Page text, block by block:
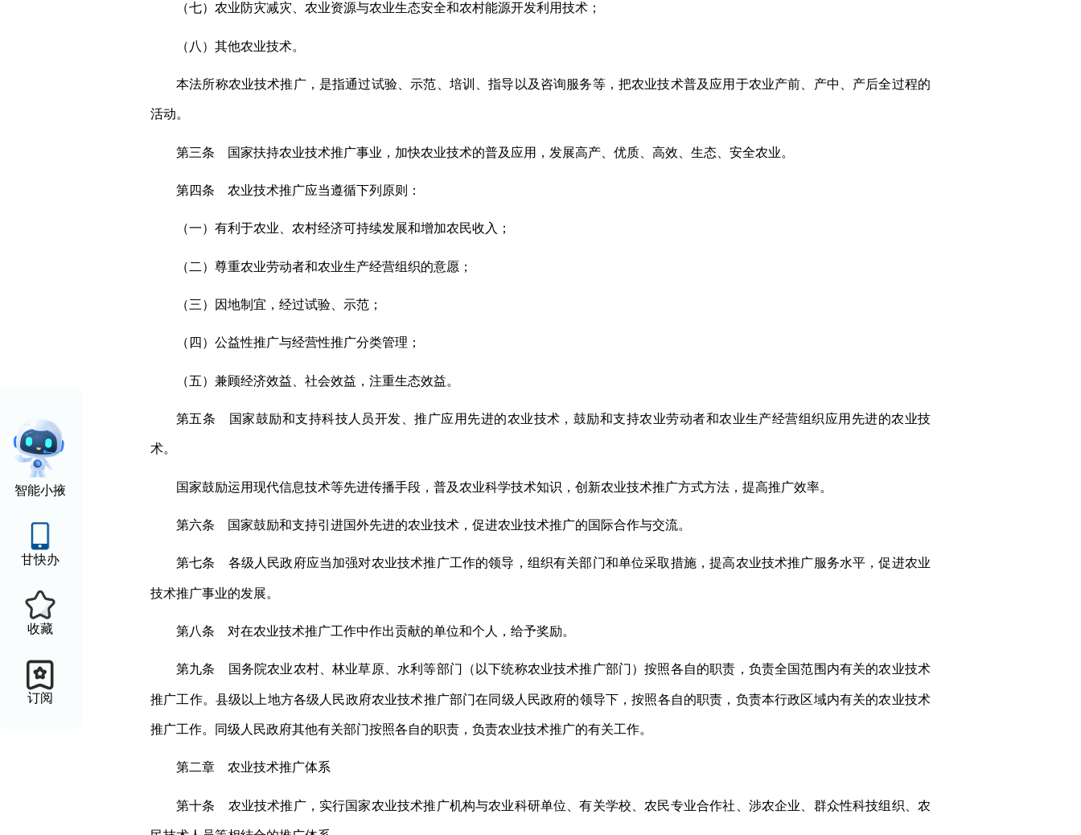
智能小掖
甘快办
收藏
订阅
（七）农业防灾减灾、农业资源与农业生态安全和农村能源开发利用技术；
（八）其他农业技术。
本法所称农业技术推广，是指通过试验、示范、培训、指导以及咨询服务等，把农业技术普及应用于农业产前、产中、产后全过程的
活动。
第三条 国家扶持农业技术推广事业，加快农业技术的普及应用，发展高产、优质、高效、生态、安全农业。
第四条 农业技术推广应当遵循下列原则：
（一）有利于农业、农村经济可持续发展和增加农民收入；
（二）尊重农业劳动者和农业生产经营组织的意愿；
（三）因地制宜，经过试验、示范；
（四）公益性推广与经营性推广分类管理；
（五）兼顾经济效益、社会效益，注重生态效益。
第五条 国家鼓励和支持科技人员开发、推广应用先进的农业技术，鼓励和支持农业劳动者和农业生产经营组织应用先进的农业技
术。
国家鼓励运用现代信息技术等先进传播手段，普及农业科学技术知识，创新农业技术推广方式方法，提高推广效率。
第六条 国家鼓励和支持引进国外先进的农业技术，促进农业技术推广的国际合作与交流。
第七条 各级人民政府应当加强对农业技术推广工作的领导，组织有关部门和单位采取措施，提高农业技术推广服务水平，促进农业
技术推广事业的发展。
第八条 对在农业技术推广工作中作出贡献的单位和个人，给予奖励。
第九条 国务院农业农村、林业草原、水利等部门（以下统称农业技术推广部门）按照各自的职责，负责全国范围内有关的农业技术
推广工作。县级以上地方各级人民政府农业技术推广部门在同级人民政府的领导下，按照各自的职责，负责本行政区域内有关的农业技术
推广工作。同级人民政府其他有关部门按照各自的职责，负责农业技术推广的有关工作。
第二章 农业技术推广体系
第十条 农业技术推广，实行国家农业技术推广机构与农业科研单位、有关学校、农民专业合作社、涉农企业、群众性科技组织、农